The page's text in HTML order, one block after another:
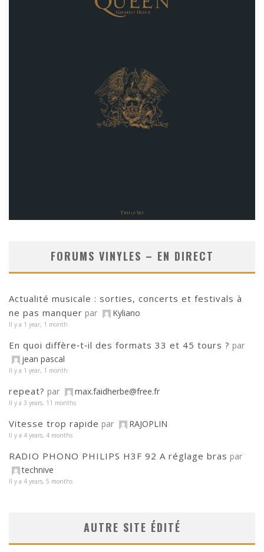
FORUMS VINYLES – EN DIRECT
Actualité musicale : sorties, concerts et festivals à
ne pas manquer par Kyliano
Il y a 1 year, 1 month
En quoi diffère‑t‑il des formats 33 et 45 tours ? par
jean pascal
Il y a 1 year, 1 month
repeat? par max.faidherbe@free.fr
Il y a 3 years, 11 months
Vitesse trop rapide par RAJOPLIN
Il y a 4 years, 4 months
RADIO PHONO PHILIPS H3F 92 A réglage bras par
technive
Il y a 4 years, 5 months
AUTRE SITE ÉDITÉ